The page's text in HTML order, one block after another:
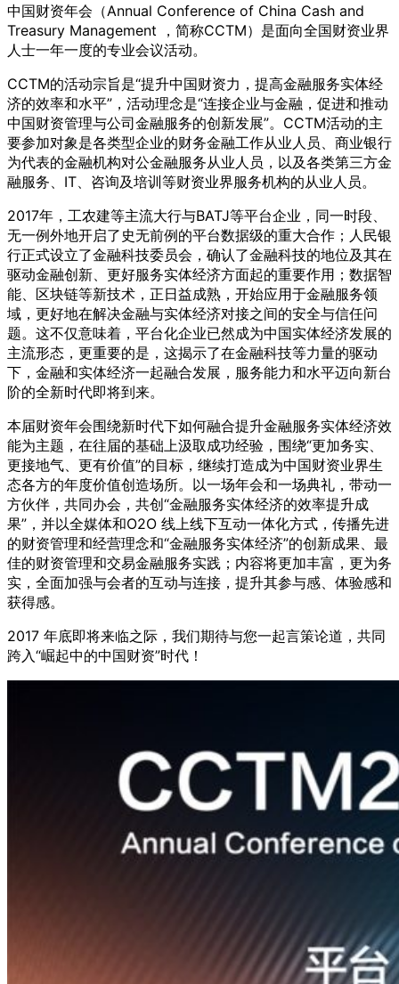
中国财资年会（Annual Conference of China Cash and
Treasury Management ，简称CCTM）是面向全国财资业界
人士一年一度的专业会议活动。
CCTM的活动宗旨是“提升中国财资力，提高金融服务实体经
济的效率和水平”，活动理念是“连接企业与金融，促进和推动
中国财资管理与公司金融服务的创新发展”。CCTM活动的主
要参加对象是各类型企业的财务金融工作从业人员、商业银行
为代表的金融机构对公金融服务从业人员，以及各类第三方金
融服务、IT、咨询及培训等财资业界服务机构的从业人员。
2017年，工农建等主流大行与BATJ等平台企业，同一时段、
无一例外地开启了史无前例的平台数据级的重大合作；人民银
行正式设立了金融科技委员会，确认了金融科技的地位及其在
驱动金融创新、更好服务实体经济方面起的重要作用；数据智
能、区块链等新技术，正日益成熟，开始应用于金融服务领
域，更好地在解决金融与实体经济对接之间的安全与信任问
题。这不仅意味着，平台化企业已然成为中国实体经济发展的
主流形态，更重要的是，这揭示了在金融科技等力量的驱动
下，金融和实体经济一起融合发展，服务能力和水平迈向新台
阶的全新时代即将到来。
本届财资年会围绕新时代下如何融合提升金融服务实体经济效
能为主题，在往届的基础上汲取成功经验，围绕“更加务实、
更接地气、更有价值”的目标，继续打造成为中国财资业界生
态各方的年度价值创造场所。以一场年会和一场典礼，带动一
方伙伴，共同办会，共创“金融服务实体经济的效率提升成
果”，并以全媒体和O2O 线上线下互动一体化方式，传播先进
的财资管理和经营理念和“金融服务实体经济”的创新成果、最
佳的财资管理和交易金融服务实践；内容将更加丰富，更为务
实，全面加强与会者的互动与连接，提升其参与感、体验感和
获得感。
2017 年底即将来临之际，我们期待与您一起言策论道，共同
跨入“崛起中的中国财资”时代！